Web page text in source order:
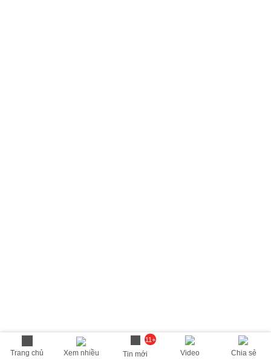
Trang chủ Xem nhiều
11+
Tin mới Video Chia sẻ